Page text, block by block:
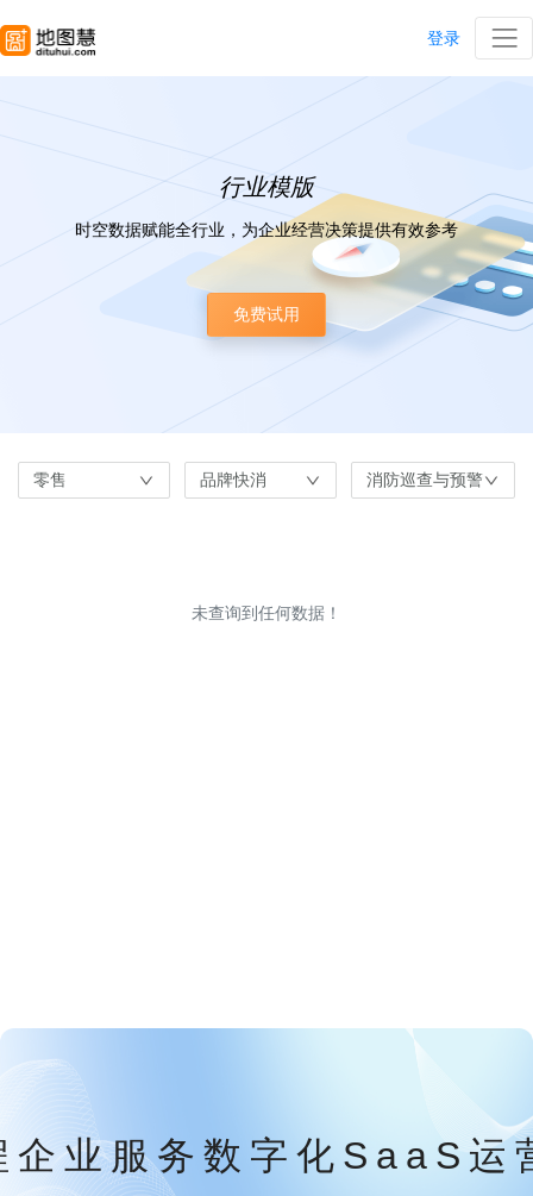
登录
行业模版
时空数据赋能全行业，为企业经营决策提供有效参考
免费试用
零售 品牌快消 消防巡查与预警
未查询到任何数据！
企业服务数字化SaaS运